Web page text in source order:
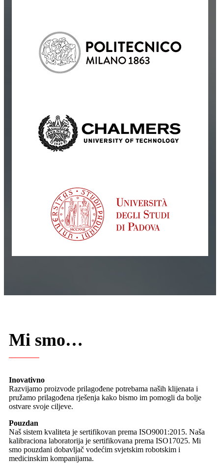
Mi smo…
Razvijamo proizvode prilagođene potrebama naših klijenata i
pružamo prilagođena rješenja kako bismo im pomogli da bolje
ostvare svoje ciljeve.
Naš sistem kvaliteta je sertifikovan prema ISO9001:2015. Naša
kalibraciona laboratorija je sertifikovana prema ISO17025. Mi
smo pouzdani dobavljač vodećim svjetskim robotskim i
medicinskim kompanijama.